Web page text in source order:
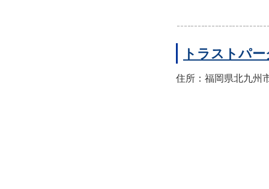
トラストパ
住所：福岡県北九州